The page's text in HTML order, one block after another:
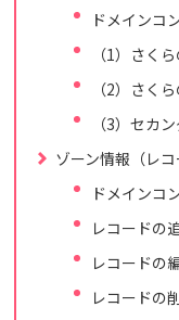
ドメインコ
（1）さく
（2）さく
（3）セカ
ゾーン情報（レ
ドメインコ
レコードの
レコードの
レコードの